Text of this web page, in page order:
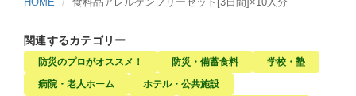
HOME 食料品アレルゲンフリーセット[3日間]×10人分
関連するカテゴリー
防災のプロがオススメ！ 防災・備蓄食料
学校・塾
病院・老人ホーム
ホテル・公共施設